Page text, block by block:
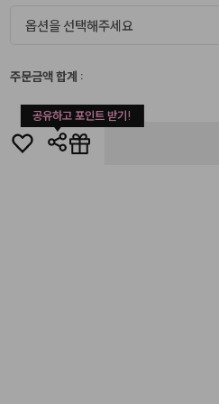
옵션을 선택해주세요
주문금액 합계 :
공유하고 포인트 받기!